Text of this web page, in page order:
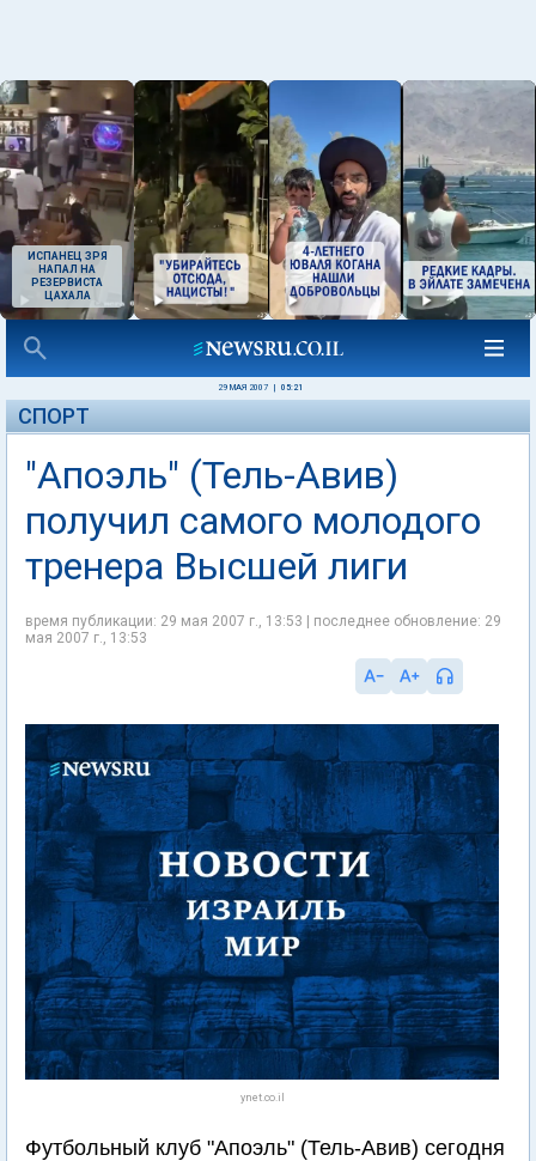
ИСПАНЕЦ ЗРЯ
НАПАЛ НА
РЕЗЕРВИСТА
ЦАХАЛА
29 МАЯ 2007 05:21
СПОРТ
"Апоэль" (Тель-Авив)
получил самого молодого
тренера Высшей лиги
время публикации: 29 мая 2007 г., 13:53 | последнее обновление: 29
мая 2007 г., 13:53
ynet.co.il
Футбольный клуб "Апоэль" (Тель-Авив) сегодня